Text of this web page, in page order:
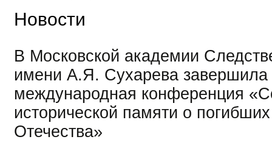
Новости
В Московской академии
имени А.Я. Сухарева завершила
международная конференция
исторической памяти о
Отечества»